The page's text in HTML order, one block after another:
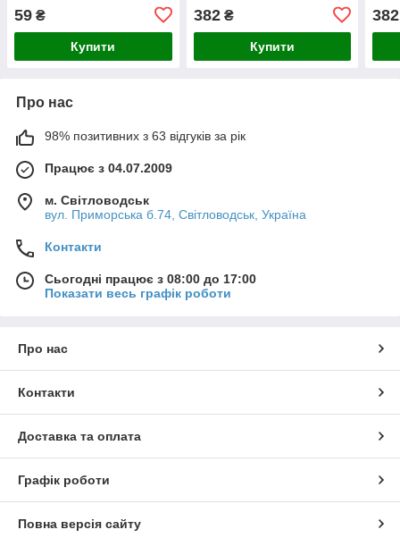
59 ₴
Купити
382₴
Купити
382
Про нас
98% позитивних з 63 відгуків за рік
Працює з 04.07.2009
м. Світловодськ
вул. Приморська б.74, Світловодськ, Україна
Контакти
Сьогодні працює з 08:00 до 17:00
Показати весь графік роботи
Про нас
Контакти
Доставка та оплата
Графік роботи
Повна версія сайту